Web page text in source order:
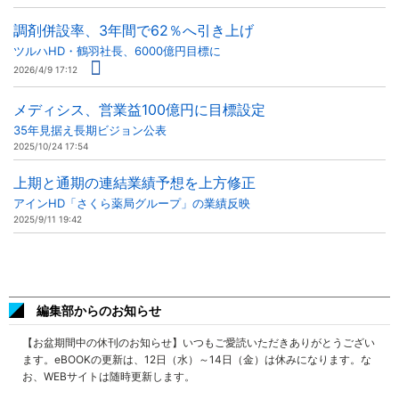
調剤併設率、3年間で62％へ引き上げ
ツルハHD・鶴羽社長、6000億円目標に
2026/4/9 17:12
メディシス、営業益100億円に目標設定
35年見据え長期ビジョン公表
2025/10/24 17:54
上期と通期の連結業績予想を上方修正
アインHD「さくら薬局グループ」の業績反映
2025/9/11 19:42
編集部からのお知らせ
【お盆期間中の休刊のお知らせ】いつもご愛読いただきありがとうござい
ます。eBOOKの更新は、12日（水）～14日（金）は休みになります。な
お、WEBサイトは随時更新します。